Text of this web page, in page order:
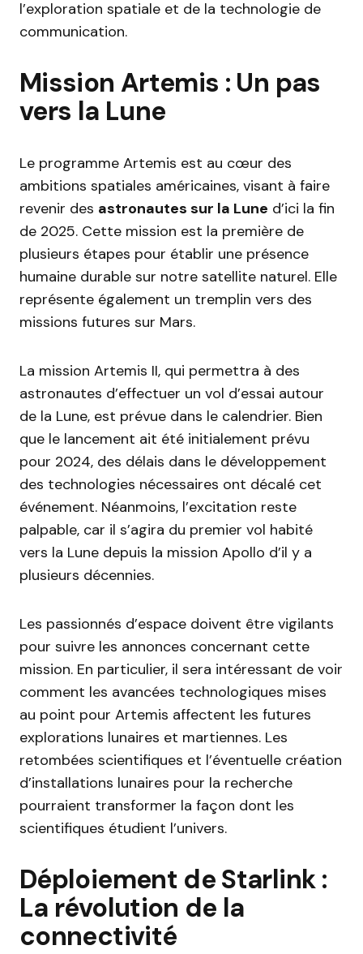
l’exploration spatiale et de la technologie de
communication.
Mission Artemis : Un pas
vers la Lune
Le programme Artemis est au cœur des
ambitions spatiales américaines, visant à faire
revenir des astronautes sur la Lune d’ici la fin
de 2025. Cette mission est la première de
plusieurs étapes pour établir une présence
humaine durable sur notre satellite naturel. Elle
représente également un tremplin vers des
missions futures sur Mars.
La mission Artemis II, qui permettra à des
astronautes d’effectuer un vol d’essai autour
de la Lune, est prévue dans le calendrier. Bien
que le lancement ait été initialement prévu
pour 2024, des délais dans le développement
des technologies nécessaires ont décalé cet
événement. Néanmoins, l’excitation reste
palpable, car il s’agira du premier vol habité
vers la Lune depuis la mission Apollo d’il y a
plusieurs décennies.
Les passionnés d’espace doivent être vigilants
pour suivre les annonces concernant cette
mission. En particulier, il sera intéressant de voir
comment les avancées technologiques mises
au point pour Artemis affectent les futures
explorations lunaires et martiennes. Les
retombées scientifiques et l’éventuelle création
d’installations lunaires pour la recherche
pourraient transformer la façon dont les
scientifiques étudient l’univers.
Déploiement de Starlink :
La révolution de la
connectivité